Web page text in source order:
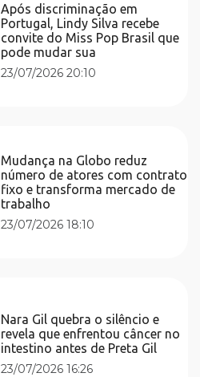
Após discriminação em
Portugal, Lindy Silva recebe
convite do Miss Pop Brasil que
pode mudar sua
23/07/2026 20:10
Mudança na Globo reduz
número de atores com contrato
fixo e transforma mercado de
trabalho
23/07/2026 18:10
Nara Gil quebra o silêncio e
revela que enfrentou câncer no
intestino antes de Preta Gil
23/07/2026 16:26